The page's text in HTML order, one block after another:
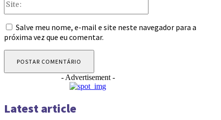
Salve meu nome, e-mail e site neste navegador para a
próxima vez que eu comentar.
- Advertisement -
Latest article